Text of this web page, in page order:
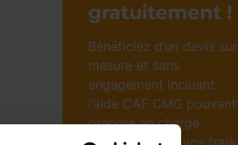
gratuitement !
Bénéficiez d’un devis sur
mesure et sans
engagement incluant
l’aide CAF CMG pouvant
prendre en charge
jusqu’à 85% de vos frais